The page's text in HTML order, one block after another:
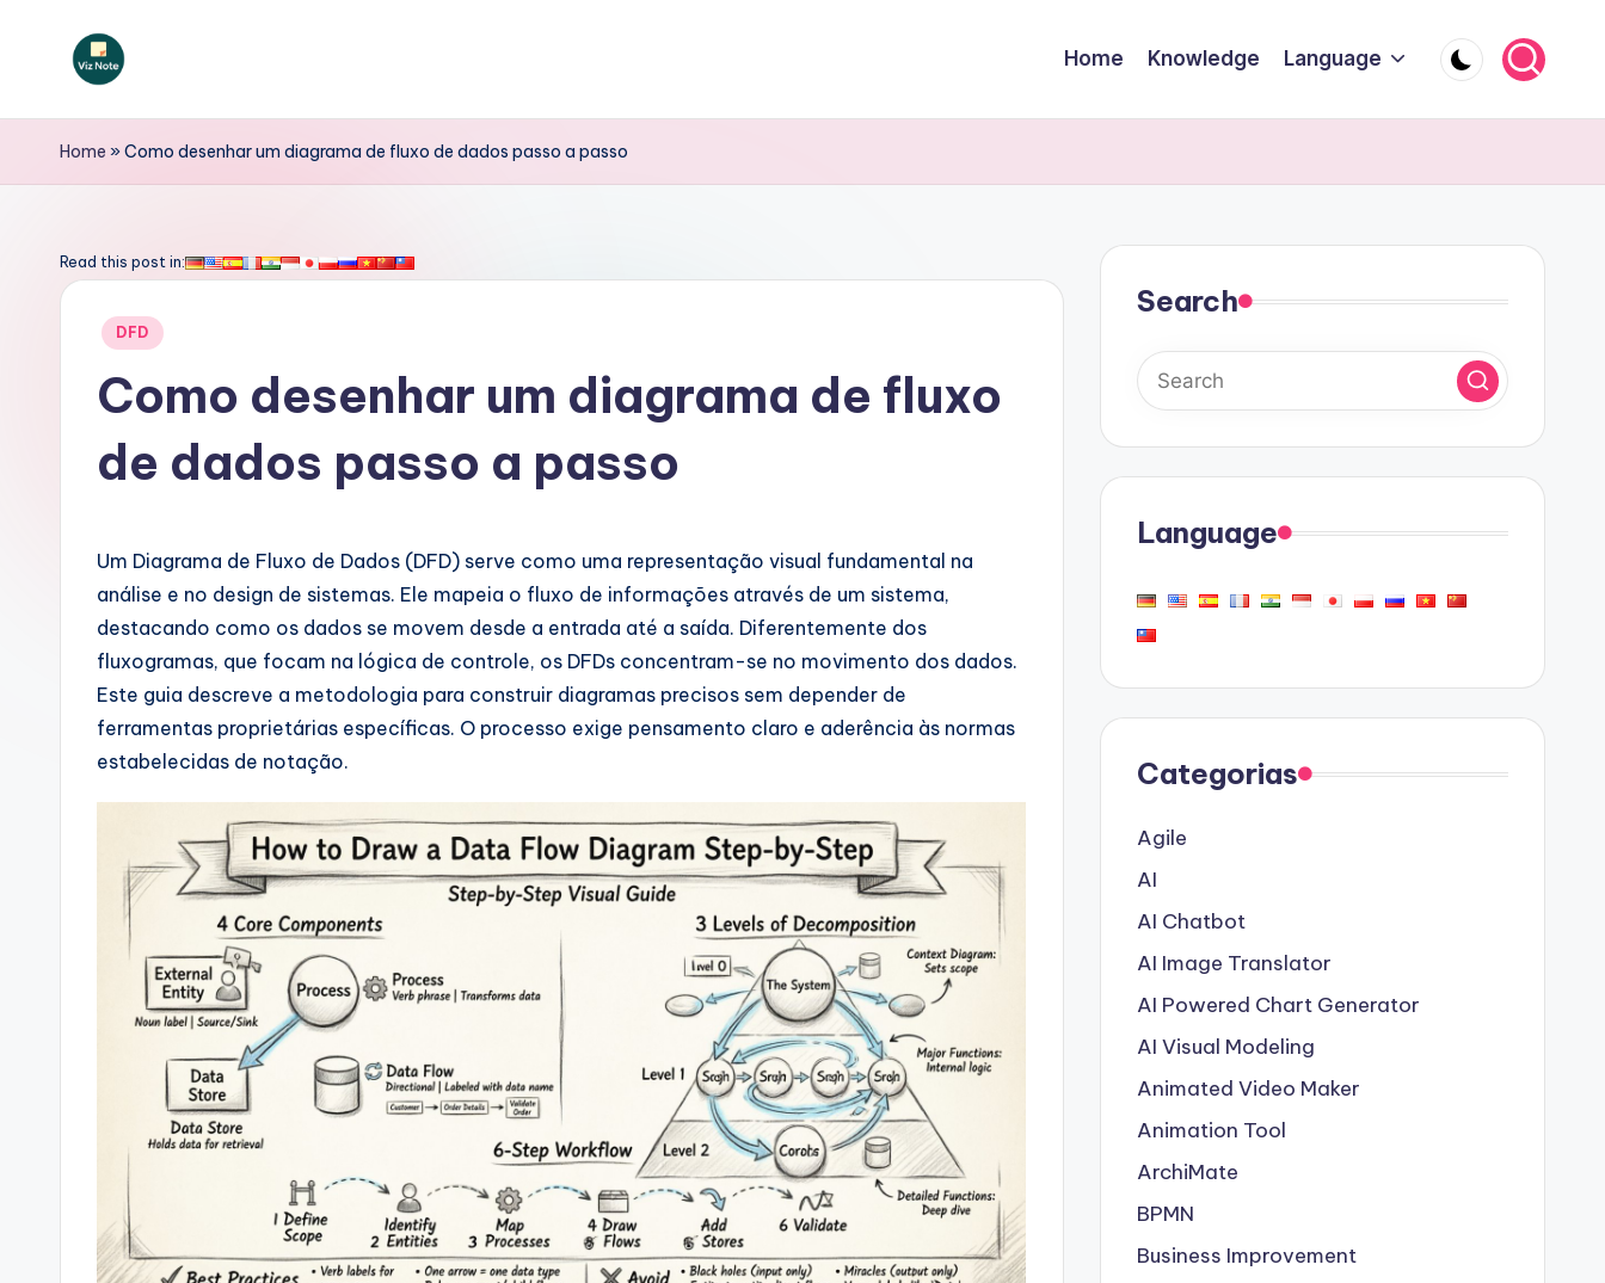
V
iz
o
Home Knowledge Language
Home »Como desenhar um diagrama de fluxo de dados passo a passo
Read this post in:
Posted
DFD
Como desenhar um diagrama de fluxo
de dados passo a passo
Um Diagrama de Fluxo de Dados (DFD) serve como uma representação visual fundamental na
análise e no design de sistemas. Ele mapeia o fluxo de informações através de um sistema,
destacando como os dados se movem desde a entrada até a saída. Diferentemente dos
fluxogramas, que focam na lógica de controle, os DFDs concentram-se no movimento dos dados.
Este guia descreve a metodologia para construir diagramas precisos sem depender de
ferramentas proprietárias específicas. O processo exige pensamento claro e aderência às normas
estabelecidas de notação.
Search
Language
Categorias
Agile
AI
AI Chatbot
AI Image Translator
AI Powered Chart Generator
AI Visual Modeling
Animated Video Maker
Animation Tool
ArchiMate
BPMN
Business Improvement